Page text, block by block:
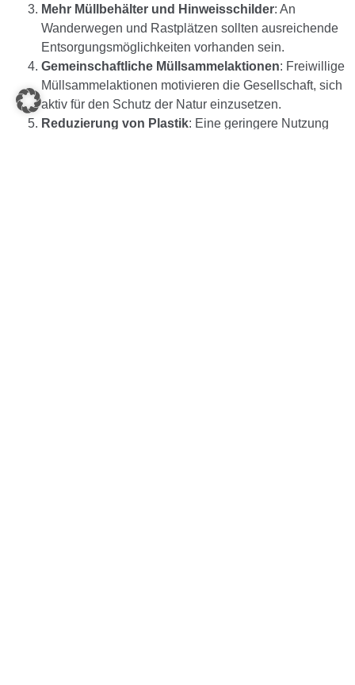
Mehr Müllbehälter und Hinweisschilder: An
Wanderwegen und Rastplätzen sollten ausreichende
Entsorgungsmöglichkeiten vorhanden sein.
Gemeinschaftliche Müllsammelaktionen: Freiwillige
Müllsammelaktionen motivieren die Gesellschaft, sich
aktiv für den Schutz der Natur einzusetzen.
Reduzierung von Plastik: Eine geringere Nutzung